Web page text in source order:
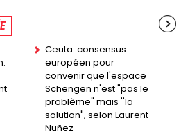
Ceuta: consensus
européen pour
convenir que l'espace
Schengen n'est "pas le
problème" mais ''la
solution", selon Laurent
Nuñez